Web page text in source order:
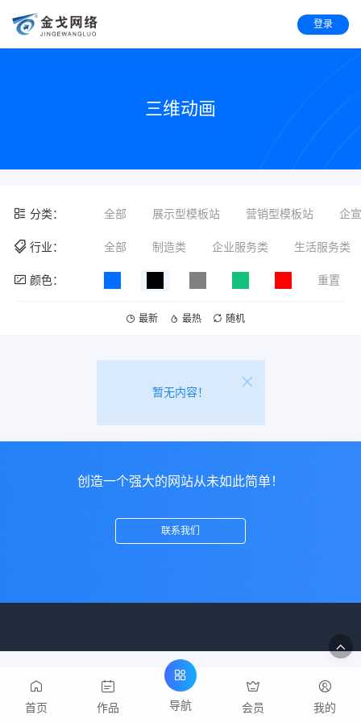
登录
三维动画
分类： 全部 展示型模板站 营销型模板站 企
行业： 全部 制造类 企业服务类 生活服务类
颜色： 重置
最新 最热 随机
暂无内容！
创造一个强大的网站从未如此简单！
联系我们
首页 作品 导航 会员 我的